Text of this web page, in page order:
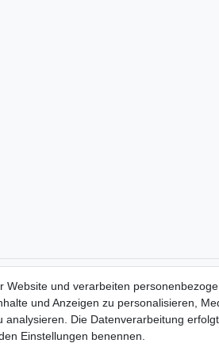
und verarbeiten
und Anzeigen zu personalisieren,
Die Datenverarbeitung
Einstellungen benennen.
Widerrufs­recht